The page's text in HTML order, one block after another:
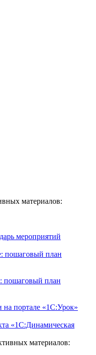
материалов:
мероприятий
пошаговый план
пошаговый план
портале «1С:Урок»
«1С:Динамическая